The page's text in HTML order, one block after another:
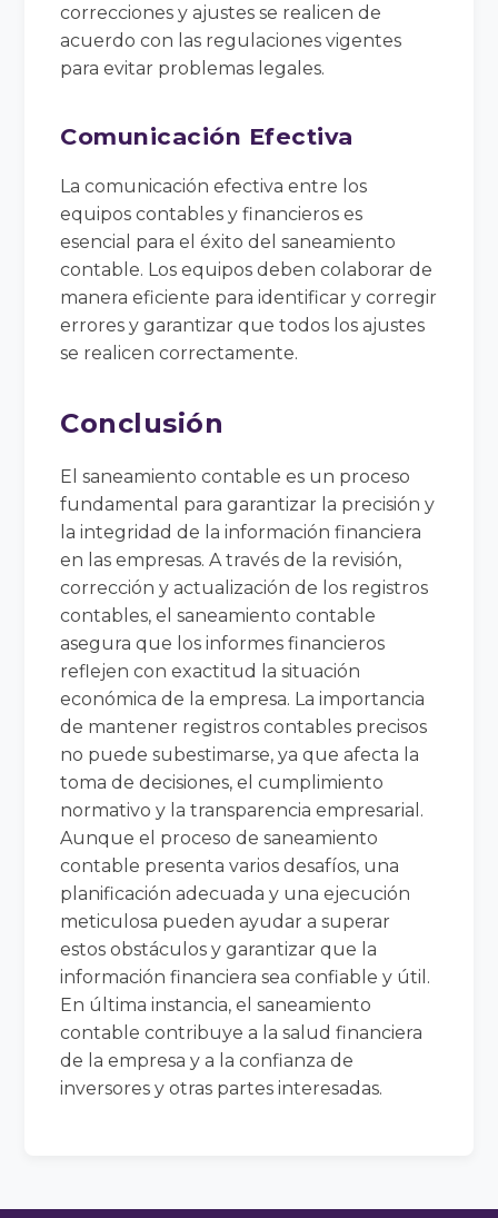
correcciones y ajustes se realicen de
acuerdo con las regulaciones vigentes
para evitar problemas legales.
Comunicación Efectiva
La comunicación efectiva entre los
equipos contables y financieros es
esencial para el éxito del saneamiento
contable. Los equipos deben colaborar de
manera eficiente para identificar y corregir
errores y garantizar que todos los ajustes
se realicen correctamente.
Conclusión
El saneamiento contable es un proceso
fundamental para garantizar la precisión y
la integridad de la información financiera
en las empresas. A través de la revisión,
corrección y actualización de los registros
contables, el saneamiento contable
asegura que los informes financieros
reflejen con exactitud la situación
económica de la empresa. La importancia
de mantener registros contables precisos
no puede subestimarse, ya que afecta la
toma de decisiones, el cumplimiento
normativo y la transparencia empresarial.
Aunque el proceso de saneamiento
contable presenta varios desafíos, una
planificación adecuada y una ejecución
meticulosa pueden ayudar a superar
estos obstáculos y garantizar que la
información financiera sea confiable y útil.
En última instancia, el saneamiento
contable contribuye a la salud financiera
de la empresa y a la confianza de
inversores y otras partes interesadas.